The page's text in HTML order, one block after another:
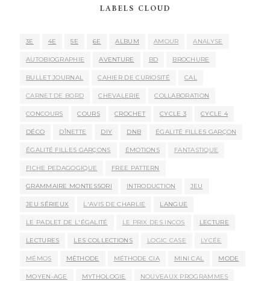
LABELS CLOUD
3E 4E 5E 6E ALBUM AMOUR ANALYSE
AUTOBIOGRAPHIE AVENTURE BD BROCHURE
BULLET JOURNAL CAHIER DE CURIOSITÉ CAL
CARNET DE BORD CHEVALERIE COLLABORATION
CONCOURS COURS CROCHET CYCLE 3 CYCLE 4
DÉCO DÎNETTE DIY DNB ÉGALITÉ FILLES GARÇON
ÉGALITÉ FILLES GARÇONS ÉMOTIONS FANTASTIQUE
FICHE PEDAGOGIQUE FREE PATTERN
GRAMMAIRE MONTESSORI INTRODUCTION JEU
JEU SÉRIEUX L'AVIS DE CHARLIE LANGUE
LE PADLET DE L'ÉGALITÉ LE PRIX DES INCOS LECTURE
LECTURES LES COLLECTIONS LOGIC CASE LYCÉE
MÉMOS MÉTHODE MÉTHODE CIA MINI CAL MODE
MOYEN-AGE MYTHOLOGIE NOUVEAUX PROGRAMMES